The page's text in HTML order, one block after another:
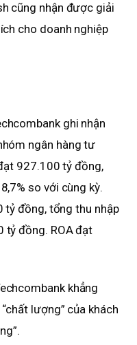
cũng nhận được giải
cho doanh nghiệp
ghi nhận
ngân hàng tư
927.100 tỷ đồng,
so với cùng kỳ.
tỷ đồng, tổng thu nhập
tỷ đồng. ROA đạt
khẳng
lượng” của khách